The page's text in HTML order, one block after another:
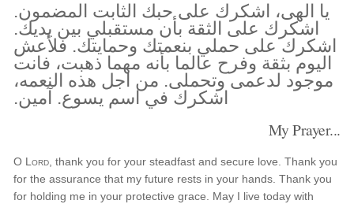
يا الهى، اشكرك على حبك الثابت المضمون.
اشكرك على الثقة بأن مستقبلي بين يديك.
اشكرك على حملي بنعمتك وحمايتك. فلأعش
اليوم بثقة وفرح عالما بأنه مهما ذهبت، فانت
موجود لدعمى وتحملى. من اجل هذه النعمه،
اشكرك في اسم يسوع. آمين.
My Prayer...
O Lord , thank you for your steadfast and secure love. Thank you
for the assurance that my future rests in your hands. Thank you
for holding me in your protective grace. May I live today with